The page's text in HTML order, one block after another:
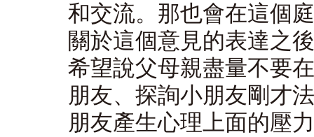
和交流。那也會在這個
關於這個意見的表達之
希望說父母親盡量不要
朋友、探詢小朋友剛才
朋友產生心理上面的壓